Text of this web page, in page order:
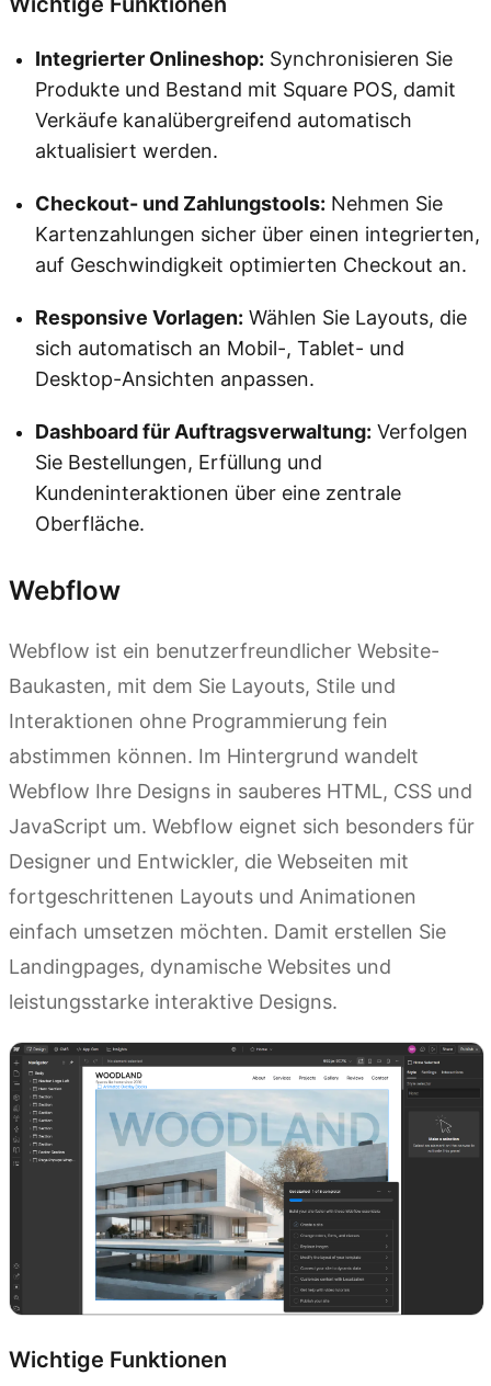
Integrierter Onlineshop: Synchronisieren Sie
Produkte und Bestand mit Square POS, damit
Verkäufe kanalübergreifend automatisch
aktualisiert werden.
Checkout- und Zahlungstools: Nehmen Sie
Kartenzahlungen sicher über einen integrierten,
auf Geschwindigkeit optimierten Checkout an.
Responsive Vorlagen: Wählen Sie Layouts, die
sich automatisch an Mobil-, Tablet- und
Desktop-Ansichten anpassen.
Dashboard für Auftragsverwaltung: Verfolgen
Sie Bestellungen, Erfüllung und
Kundeninteraktionen über eine zentrale
Oberfläche.
Webflow
Webflow ist ein benutzerfreundlicher Website-
Baukasten, mit dem Sie Layouts, Stile und
Interaktionen ohne Programmierung fein
abstimmen können. Im Hintergrund wandelt
Webflow Ihre Designs in sauberes HTML, CSS und
JavaScript um. Webflow eignet sich besonders für
Designer und Entwickler, die Webseiten mit
fortgeschrittenen Layouts und Animationen
einfach umsetzen möchten. Damit erstellen Sie
Landingpages, dynamische Websites und
leistungsstarke interaktive Designs.
Wichtige Funktionen